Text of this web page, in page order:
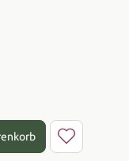
ein oder benutze die